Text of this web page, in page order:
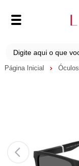
Página Inicial Óculos